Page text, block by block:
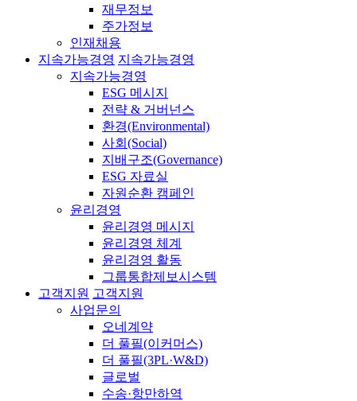
재무정보
주가정보
인재채용
지속가능경영 지속가능경영
지속가능경영
ESG 메시지
전략 & 거버넌스
환경(Environmental)
사회(Social)
지배구조(Governance)
ESG 자료실
자원순환 캠페인
윤리경영
윤리경영 메시지
윤리경영 체계
윤리경영 활동
그룹통합제보시스템
고객지원 고객지원
사업문의
오네계약
더 풀필(이커머스)
더 풀필(3PL·W&D)
글로벌
수송·항만하역